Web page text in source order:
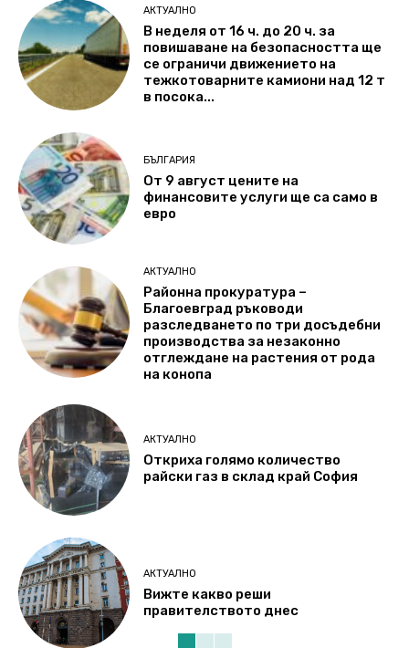
АКТУАЛНО
В неделя от 16 ч. до 20 ч. за
повишаване на безопасността ще
се ограничи движението на
тежкотоварните камиони над 12 т
в посока...
БЪЛГАРИЯ
От 9 август цените на
финансовите услуги ще са само в
евро
АКТУАЛНО
Районна прокуратура –
Благоевград ръководи
разследването по три досъдебни
производства за незаконно
отглеждане на растения от рода
на конопа
АКТУАЛНО
Откриха голямо количество
райски газ в склад край София
АКТУАЛНО
Вижте какво реши
правителството днес